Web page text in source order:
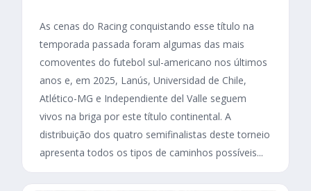
As cenas do Racing conquistando esse título na
temporada passada foram algumas das mais
comoventes do futebol sul-americano nos últimos
anos e, em 2025, Lanús, Universidad de Chile,
Atlético-MG e Independiente del Valle seguem
vivos na briga por este título continental. A
distribuição dos quatro semifinalistas deste torneio
apresenta todos os tipos de caminhos possíveis...